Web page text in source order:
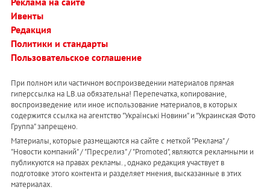
Ивенты
Редакция
Политики и стандарты
Пользовательское соглашение
При полном или частичном воспроизведении материалов прямая
гиперссылка на LB.ua обязательна! Перепечатка, копирование,
воспроизведение или иное использование материалов, в которых
содержится ссылка на агентство "Українськi Новини" и "Украинская Фото
Группа" запрещено.
Материалы, которые размещаются на сайте с меткой "Реклама" /
"Новости компаний" / "Пресрелиз" / "Promoted", являются рекламными и
публикуются на правах рекламы. , однако редакция участвует в
подготовке этого контента и разделяет мнения, высказанные в этих
материалах.